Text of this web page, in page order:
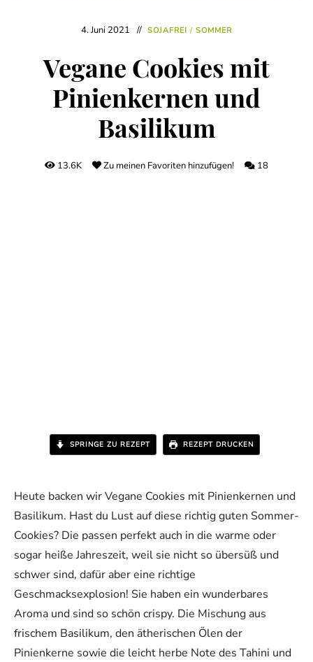
4. Juni 2021 SOJAFREI / SOMMER
Vegane Cookies mit
Pinienkernen und
Basilikum
13.6K Zu meinen Favoriten hinzufügen! 18
SPRINGE ZU REZEPT REZEPT DRUCKEN
Heute backen wir Vegane Cookies mit Pinienkernen und
Basilikum. Hast du Lust auf diese richtig guten Sommer-
Cookies? Die passen perfekt auch in die warme oder
sogar heiße Jahreszeit, weil sie nicht so übersüß und
schwer sind, dafür aber eine richtige
Geschmacksexplosion! Sie haben ein wunderbares
Aroma und sind so schön crispy. Die Mischung aus
frischem Basilikum, den ätherischen Ölen der
Pinienkerne sowie die leicht herbe Note des Tahini und